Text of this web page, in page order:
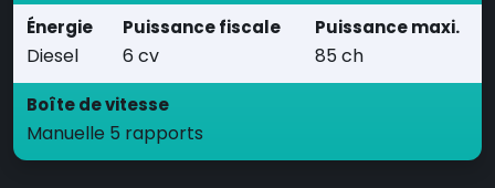
Énergie
Diesel
Puissance fiscale
6 cv
Puissance maxi.
85 ch
Boîte de vitesse
Manuelle 5 rapports